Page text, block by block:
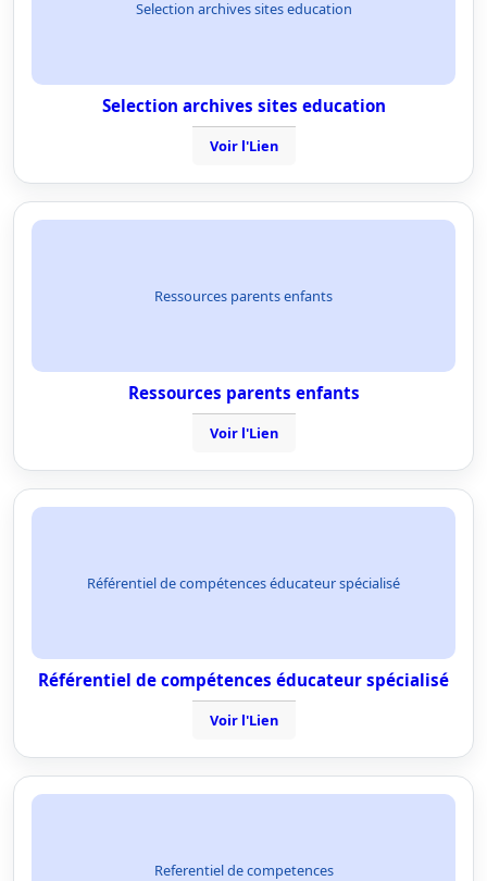
Selection archives sites education
Selection archives sites education
Voir l'Lien
Ressources parents enfants
Ressources parents enfants
Voir l'Lien
Référentiel de compétences éducateur spécialisé
Référentiel de compétences éducateur spécialisé
Voir l'Lien
Referentiel de competences